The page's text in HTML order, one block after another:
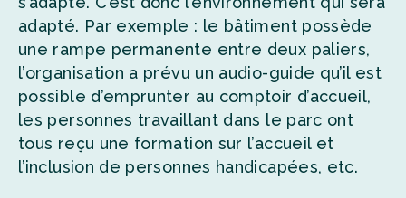
adapté. Par exemple : le bâtiment possède
une rampe permanente entre deux paliers,
l’organisation a prévu un audio-guide qu’il est
possible d’emprunter au comptoir d’accueil,
les personnes travaillant dans le parc ont
tous reçu une formation sur l’accueil et
l’inclusion de personnes handicapées, etc.